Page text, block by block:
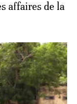
affaires de la